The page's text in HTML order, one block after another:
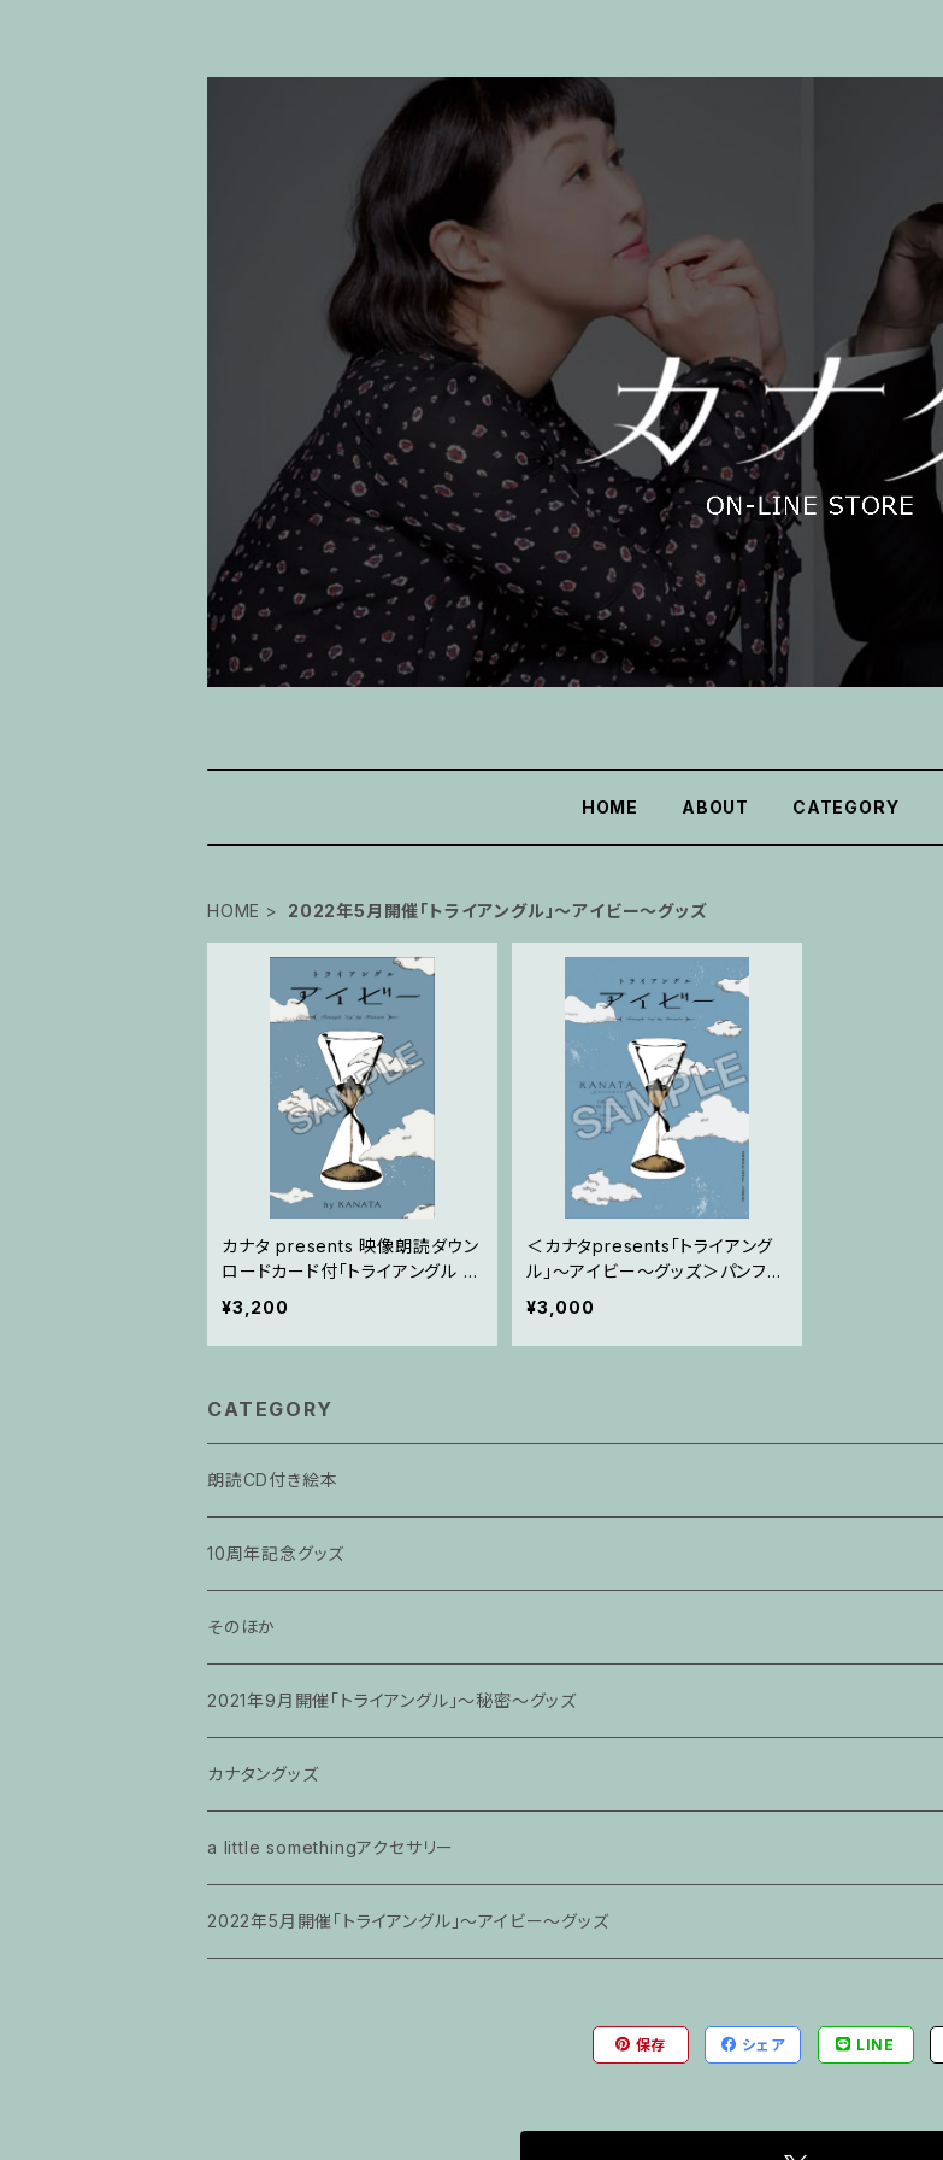
HOME ABOUT CATEGORY
HOME 2022年5月開催「トライアングル」〜アイビー〜グッズ
カナタ presents 映像朗読ダウン
ロードカード付「トライアングル ～
アイビー～」
¥3,200
＜カナタpresents「トライアング
ル」〜アイビー〜グッズ＞パンフレ
ット
¥3,000
CATEGORY
朗読CD付き絵本
10周年記念グッズ
そのほか
2021年9月開催「トライアングル」〜秘密〜グッズ
カナタングッズ
a little somethingアクセサリー
2022年5月開催「トライアングル」〜アイビー〜グッズ
保存 シェア LINE